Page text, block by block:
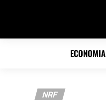
ECONOMIA
NRF